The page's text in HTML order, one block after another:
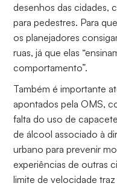
desenhos das cidades,
para pedestres. Para
os planejadores
ruas, já que elas
comportamento”.
Também é importante
apontados pela OMS,
falta do uso de
de álcool associado à
urbano para prevenir
experiências de outras
limite de velocidade